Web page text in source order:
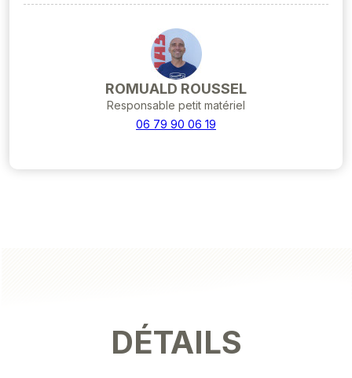
Responsable petit matériel
06 79 90 06 19